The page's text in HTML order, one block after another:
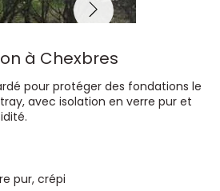
à Chexbres
pour protéger des fondations le
avec isolation en verre pur et
pur, crépi